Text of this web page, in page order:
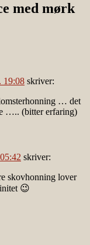
med mørk
19:08 skriver:
… det
….. (bitter erfaring)
skriver:
skovhonning lover
😉